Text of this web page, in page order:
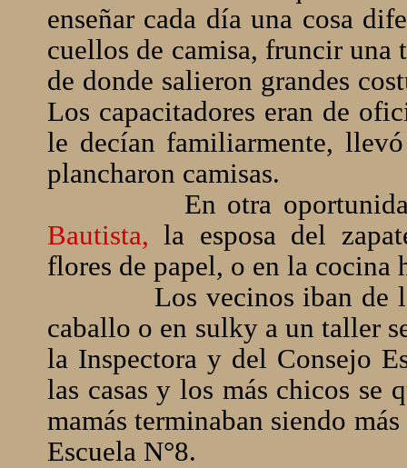
enseñar cada día una cosa
cuellos de camisa, fruncir una
de donde salieron grandes
Los capacitadores eran de
le decían familiarmente,
plancharon camisas.
En otra
Bautista,la esposa del
flores de papel, o en la
Los vecinos iban de
caballo o en sulky a un taller
la Inspectora y del Consejo
las casas y los más chicos se
mamás terminaban siendo
Escuela N°8.